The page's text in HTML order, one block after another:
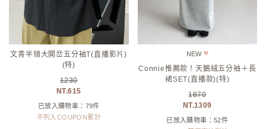
文青半領大開岔五分袖T(直播影片)
(特)
1230
615
已放入購物車：79件
不列入COUPON累計
NEW
Connie推薦款！天鵝絨五分袖＋長
裙SET(直播款)(特)
1870
1309
已放入購物車：52件